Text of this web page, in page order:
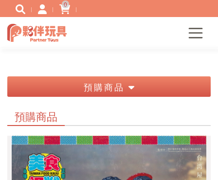
0
預購商品
預購商品